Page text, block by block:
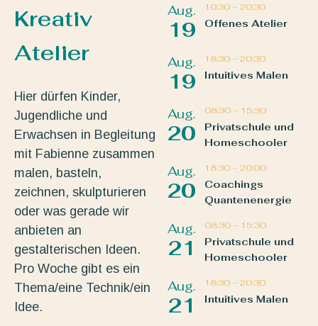
Kreativ
Atelier
Hier dürfen Kinder,
Jugendliche und
Erwachsen in Begleitung
mit Fabienne zusammen
malen, basteln,
zeichnen, skulpturieren
oder was gerade wir
anbieten an
gestalterischen Ideen.
Pro Woche gibt es ein
Thema/eine Technik/ein
Idee.
Aug.
19
10:30–20:30
Offenes Atelier
Aug.
19
18:30–20:30
Intuitives Malen
Aug.
20
08:30– 15:30
Privatschule und
Homeschooler
Aug.
20
18:30–20:00
Coachings
Quantenenergie
Aug.
21
08:30– 15:30
Privatschule und
Homeschooler
Aug.
21
18:30–20:30
Intuitives Malen